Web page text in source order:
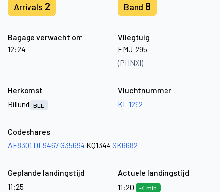
Arrivals 2 Band 8
Bagage verwacht om
12:24
Vliegtuig
EMJ-295
(PHNXI)
Herkomst
Billund
BLL
Vluchtnummer
KL 1292
Codeshares
AF8301 DL9467G35694 KQ1344 SK6682
Geplande landingstijd
11:25
Actuele landingstijd
11:20
-4 min